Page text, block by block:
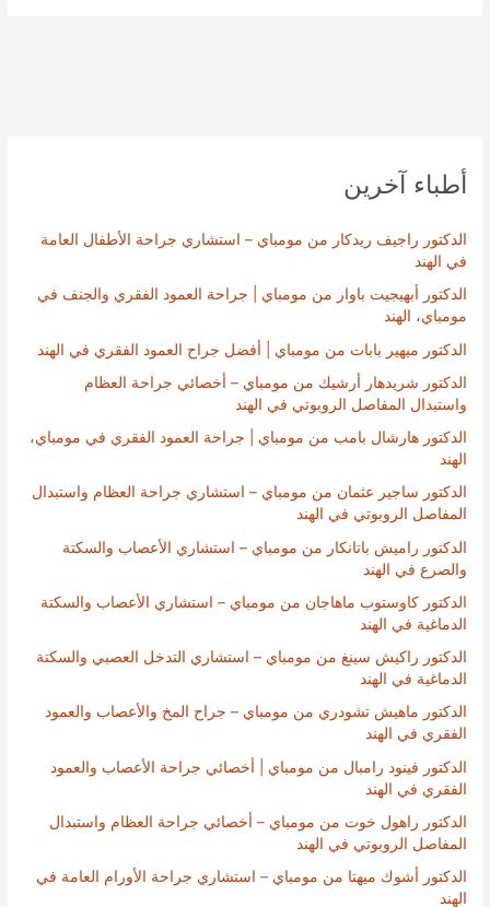
أطباء آخرين
الدكتور راجيف ريدكار من مومباي – استشاري جراحة الأطفال العامة
في الهند
الدكتور أبهيجيت باوار من مومباي | جراحة العمود الفقري والجنف في
مومباي، الهند
الدكتور ميهير بابات من مومباي | أفضل جراح العمود الفقري في الهند
الدكتور شريدهار أرشيك من مومباي – أخصائي جراحة العظام
واستبدال المفاصل الروبوتي في الهند
الدكتور هارشال بامب من مومباي | جراحة العمود الفقري في مومباي،
الهند
الدكتور ساجير عثمان من مومباي – استشاري جراحة العظام واستبدال
المفاصل الروبوتي في الهند
الدكتور راميش باتانكار من مومباي – استشاري الأعصاب والسكتة
والصرع في الهند
الدكتور كاوستوب ماهاجان من مومباي – استشاري الأعصاب والسكتة
الدماغية في الهند
الدكتور راكيش سينغ من مومباي – استشاري التدخل العصبي والسكتة
الدماغية في الهند
الدكتور ماهيش تشودري من مومباي – جراح المخ والأعصاب والعمود
الفقري في الهند
الدكتور فينود رامبال من مومباي | أخصائي جراحة الأعصاب والعمود
الفقري في الهند
الدكتور راهول خوت من مومباي – أخصائي جراحة العظام واستبدال
المفاصل الروبوتي في الهند
الدكتور أشوك ميهتا من مومباي – استشاري جراحة الأورام العامة في
الهند